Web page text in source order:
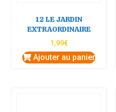
12 LE JARDIN
EXTRAORDINAIRE
1,99€
Ajouter au panier